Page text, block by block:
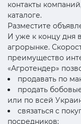
контакты
каталоге.
Разместите
И уже к концу дня
агрорынке.
преимущество
«Агротендер»
продавать по
продать
или по всей
связаться с
посредников;